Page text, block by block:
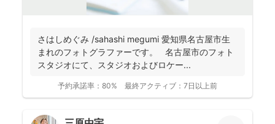
さはしめぐみ /sahashi megumi 愛知県名古屋市生
まれのフォトグラファーです。 名古屋市のフォト
スタジオにて、スタジオおよびロケー...
予約承諾率： 80% 最終アクティブ： 7日以上前